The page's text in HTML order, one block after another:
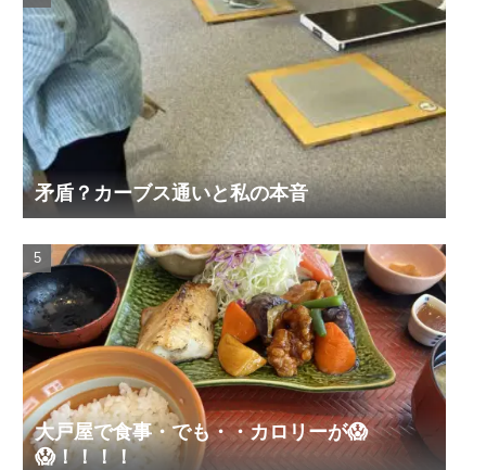
矛盾？カーブス通いと私の本音
大戸屋で食事・でも・・カロリーが😱
😱！！！！